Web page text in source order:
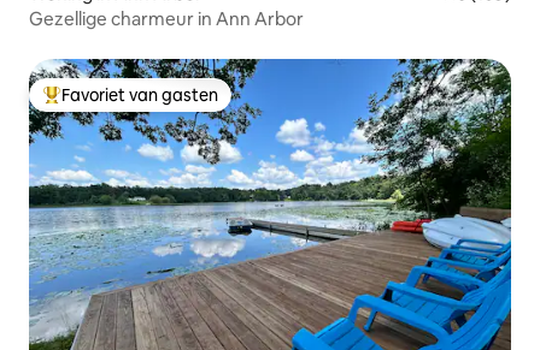
Gezellige charmeur in Ann Arbor
Topfavoriet van gasten
Favoriet van gasten